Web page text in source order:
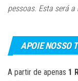
pessoas. Esta será a
APOIE NOSSO
A partir de apenas 1